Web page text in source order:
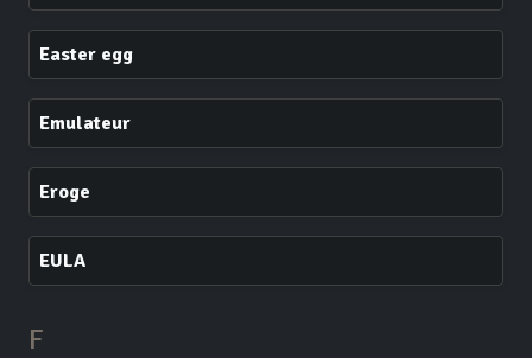
Easter egg
Emulateur
Eroge
EULA
F